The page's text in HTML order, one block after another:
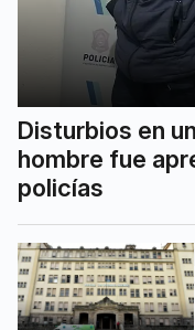
Disturbios en
hombre fue
policías